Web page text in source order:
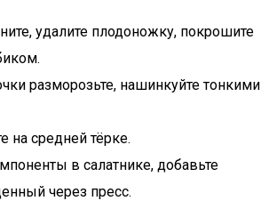
удалите плодоножку, покрошите
разморозьте, нашинкуйте тонкими
на средней тёрке.
в салатнике, добавьте
через пресс.